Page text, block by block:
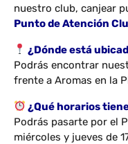
nuestro club, canjear
Punto de Atención
¿Dónde está
Podrás encontrar
frente a Aromas en la
¿Qué horarios
Podrás pasarte por el
miércoles y jueves de